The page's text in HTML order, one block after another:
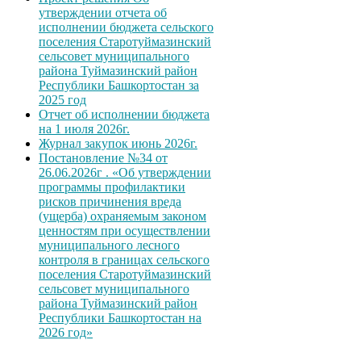
утверждении отчета об
исполнении бюджета сельского
поселения Старотуймазинский
сельсовет муниципального
района Туймазинский район
Республики Башкортостан за
2025 год
Отчет об исполнении бюджета
на 1 июля 2026г.
Журнал закупок июнь 2026г.
Постановление №34 от
26.06.2026г . «Об утверждении
программы профилактики
рисков причинения вреда
(ущерба) охраняемым законом
ценностям при осуществлении
муниципального лесного
контроля в границах сельского
поселения Старотуймазинский
сельсовет муниципального
района Туймазинский район
Республики Башкортостан на
2026 год»